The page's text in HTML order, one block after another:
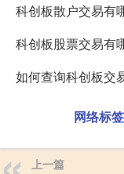
科创板散户交易有
科创板股票交易有
如何查询科创板交
网络标签
上一篇